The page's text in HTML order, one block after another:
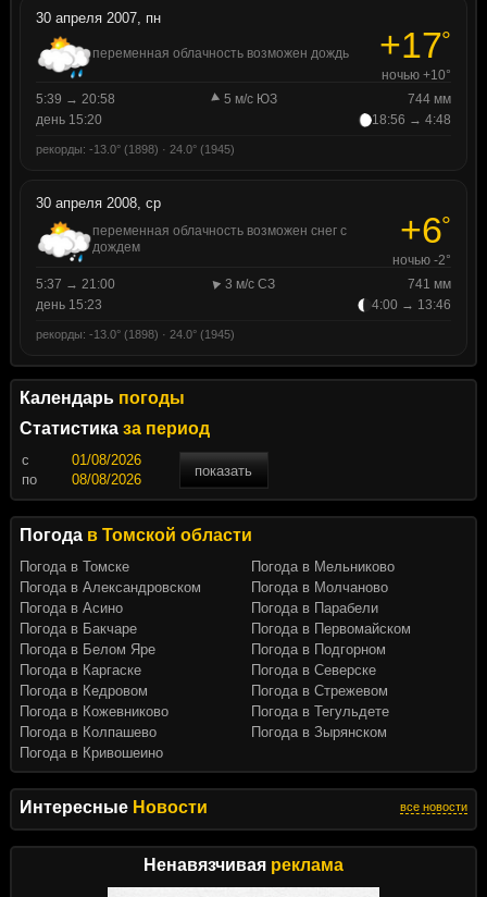
Интересные Новости все новости
Ненавязчивая реклама
30 апреля 2007, пн
переменная облачность возможен дождь +17°
ночью +10°
5:39 → 20:58
5 м/с ЮЗ
744 мм
день 15:20
18:56 → 4:48
рекорды: -13.0° (1898) · 24.0° (1945)
30 апреля 2008, ср
переменная облачность возможен снег с
дождем
+6°
ночью -2°
5:37 → 21:00
3 м/с СЗ
741 мм
день 15:23
4:00 → 13:46
рекорды: -13.0° (1898) · 24.0° (1945)
Календарь погоды
Статистика за период
c
показать
по
Погода в Томской области
Погода в Томске
Погода в Александровском
Погода в Асино
Погода в Бакчаре
Погода в Белом Яре
Погода в Каргаске
Погода в Кедровом
Погода в Кожевниково
Погода в Колпашево
Погода в Кривошеино
Погода в Мельниково
Погода в Молчаново
Погода в Парабели
Погода в Первомайском
Погода в Подгорном
Погода в Северске
Погода в Стрежевом
Погода в Тегульдете
Погода в Зырянском